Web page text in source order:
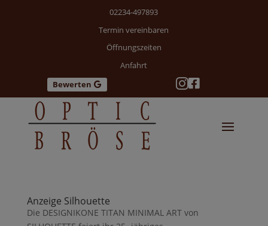
02234-497893
Termin vereinbaren
Öffnungszeiten
Anfahrt
Bewerten
 
Anzeige Silhouette
Die DESIGNIKONE TITAN MINIMAL ART von